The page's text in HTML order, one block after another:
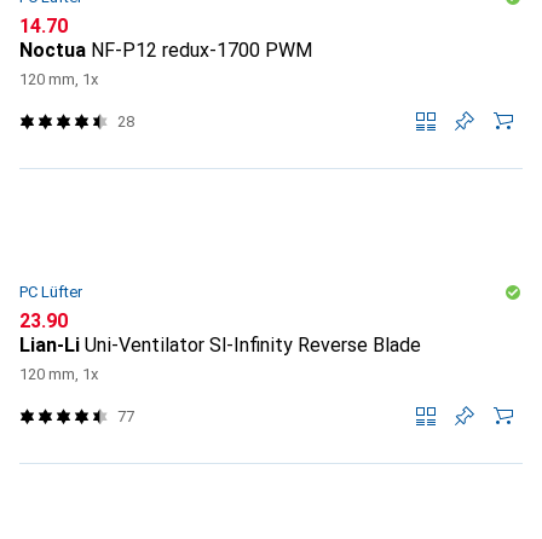
CHF
14.70
Noctua NF-P12 redux-1700 PWM
120 mm, 1x
28
PC Lüfter
CHF
23.90
Lian-Li Uni-Ventilator Sl-Infinity Reverse Blade
120 mm, 1x
77